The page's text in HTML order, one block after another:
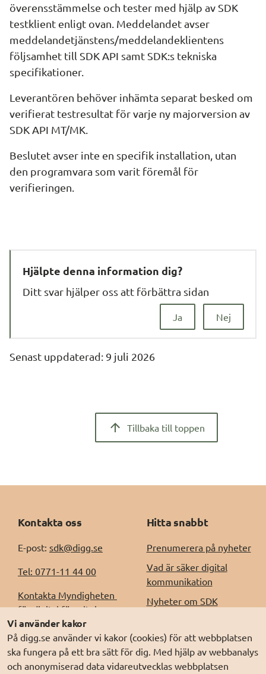
Vi använder kakor
På digg.se använder vi kakor (cookies) för att webbplatsen
ska fungera på ett bra sätt för dig. Med hjälp av webbanalys
och anonymiserad data vidareutvecklas webbplatsen
överensstämmelse och tester med hjälp av SDK
testklient enligt ovan. Meddelandet avser
meddelandetjänstens/meddelandeklientens
följsamhet till SDK API samt SDK:s tekniska
specifikationer.
Leverantören behöver inhämta separat besked om
verifierat testresultat för varje ny majorversion av
SDK API MT/MK.
Beslutet avser inte en specifik installation, utan
den programvara som varit föremål för
verifieringen.
Hjälpte denna information dig?
Nej
Ja
Ditt svar hjälper oss att förbättra sidan
Senast uppdaterad: 9 juli 2026
Tillbaka till toppen
Kontakta oss
E-post: sdk@digg.se
Tel: 0771-11 44 00
Kontakta Myndigheten
för digital förvaltning,
Digg
Kontakt för support,
incident- och felhantering
Hitta snabbt
Prenumerera på nyheter
Vad är säker digital
kommunikation
Nyheter om SDK
Releaseinformation
Behandling av